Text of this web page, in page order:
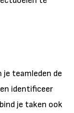
je teamleden de
identificeer
je taken ook